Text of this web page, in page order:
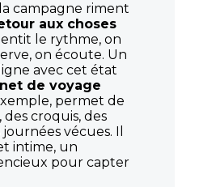
la campagne riment
aux choses
le rythme, on
on écoute. Un
avec cet état
de voyage
permet de
des croquis, des
vécues. Il
intime, un
pour capter